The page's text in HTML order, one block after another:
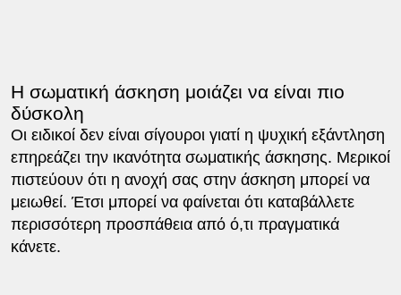
Η σωματική άσκηση μοιάζει να είναι πιο
δύσκολη
Οι ειδικοί δεν είναι σίγουροι γιατί η ψυχική εξάντληση
επηρεάζει την ικανότητα σωματικής άσκησης. Μερικοί
πιστεύουν ότι η ανοχή σας στην άσκηση μπορεί να
μειωθεί. Έτσι μπορεί να φαίνεται ότι καταβάλλετε
περισσότερη προσπάθεια από ό,τι πραγματικά
κάνετε.